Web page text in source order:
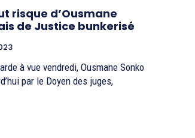
risque d’Ousmane
de Justice bunkerisé
à vue vendredi, Ousmane Sonko
par le Doyen des juges,